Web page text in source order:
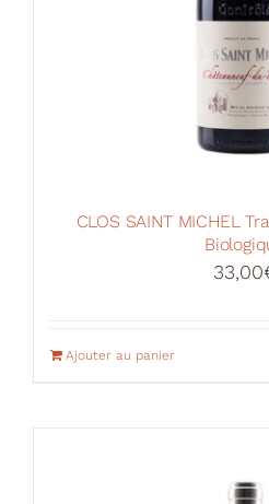
produit
CLOS SAINT MICHEL
33,00
Ajouter au panier